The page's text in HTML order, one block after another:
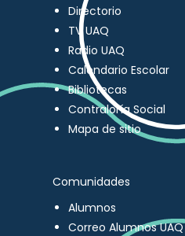
Directorio
TV UAQ
Radio UAQ
Calendario Escolar
Bibliotecas
Contraloría Social
Mapa de sitio
Comunidades
Alumnos
Correo Alumnos UAQ